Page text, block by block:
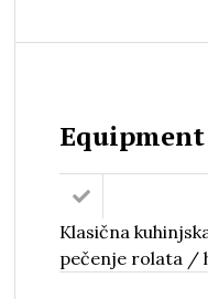
Equipment
Klasična
pečenje rolata /